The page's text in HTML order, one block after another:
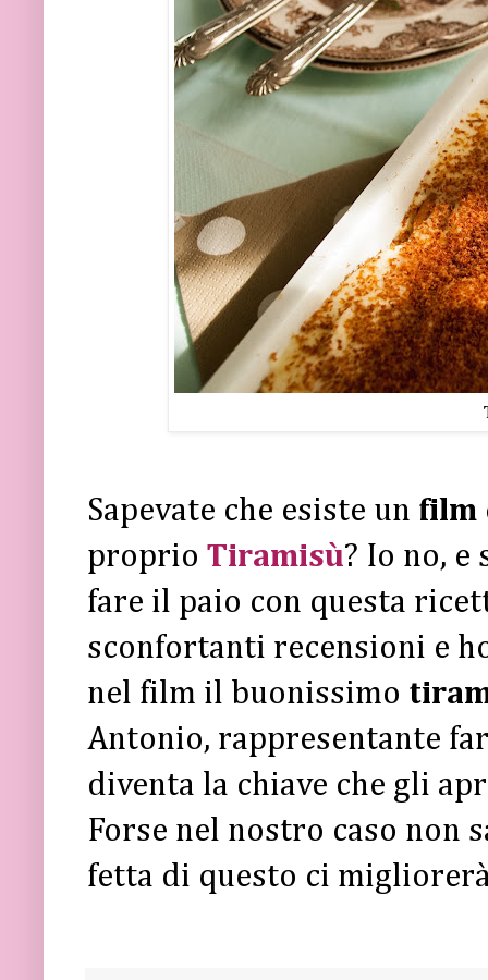
Sapevate che esiste un film
proprio Tiramisù? Io no, e
fare il paio con questa
sconfortanti recensioni e
nel film il buonissimo
Antonio, rappresentante
diventa la chiave che gli
Forse nel nostro caso non
fetta di questo ci